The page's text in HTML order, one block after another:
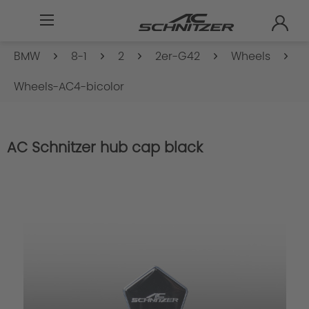
BMW 8-1 2 2er-G42
Wheels
Wheels-AC4-bicolor
AC Schnitzer hub cap black